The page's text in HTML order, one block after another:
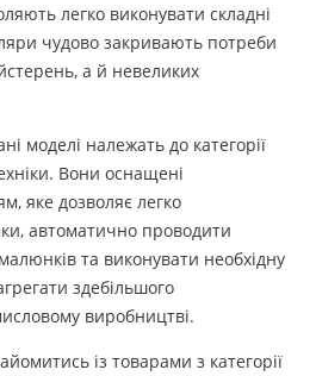
легко виконувати складні
чудово закривають потреби
а й невеликих
моделі належать до категорії
Вони оснащені
яке дозволяє легко
автоматично проводити
та виконувати необхідну
здебільшого
виробництві.
із товарами з категорії